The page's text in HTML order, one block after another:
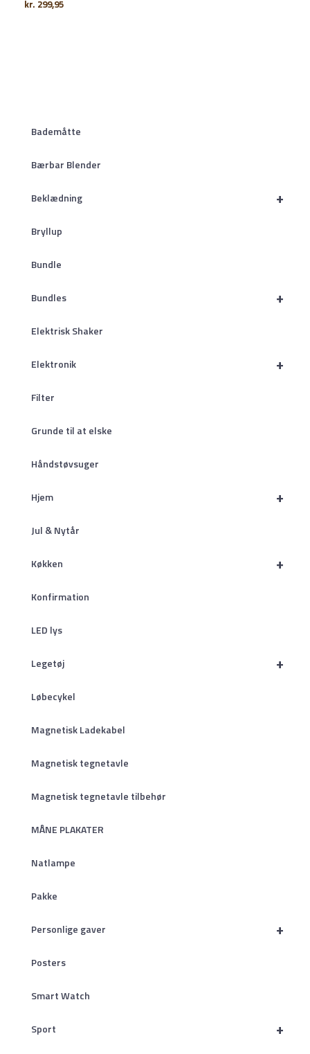
Bademåtte
Bærbar Blender
+
Beklædning
Bryllup
Bundle
+
Bundles
Elektrisk Shaker
+
Elektronik
Filter
Grunde til at elske
Håndstøvsuger
+
Hjem
Jul & Nytår
+
Køkken
Konfirmation
LED lys
+
Legetøj
Løbecykel
Magnetisk Ladekabel
Magnetisk tegnetavle
Magnetisk tegnetavle tilbehør
MÅNE PLAKATER
Natlampe
Pakke
+
Personlige gaver
Posters
Smart Watch
+
Sport
kr. 299,95